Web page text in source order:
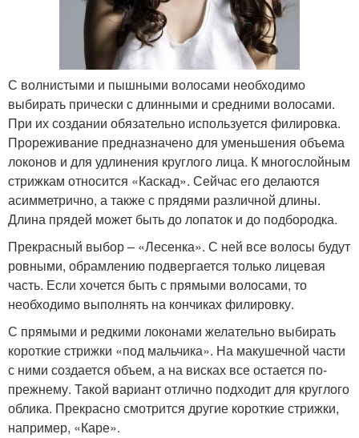
С волнистыми и пышными волосами необходимо
выбирать прически с длинными и средними волосами.
При их создании обязательно используется филировка.
Прореживание предназначено для уменьшения объема
локонов и для удлинения круглого лица. К многослойным
стрижкам относится «Каскад». Сейчас его делаются
асимметрично, а также с прядями различной длины.
Длина прядей может быть до лопаток и до подбородка.
Прекрасный выбор – «Лесенка». С ней все волосы будут
ровными, обрамлению подвергается только лицевая
часть. Если хочется быть с прямыми волосами, то
необходимо выполнять на кончиках филировку.
С прямыми и редкими локонами желательно выбирать
короткие стрижки «под мальчика». На макушечной части
с ними создается объем, а на висках все остается по-
прежнему. Такой вариант отлично подходит для круглого
облика. Прекрасно смотрится другие короткие стрижки,
например, «Каре».